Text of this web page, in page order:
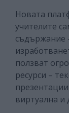
Новата
учителите
съдържание
ползват
ресурси –
виртуална и